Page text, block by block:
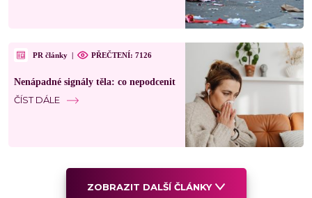
PR články | PŘEČTENÍ: 7126
Nenápadné signály těla: co nepodcenit
ČÍST DÁLE
ZOBRAZIT DALŠÍ ČLÁNKY